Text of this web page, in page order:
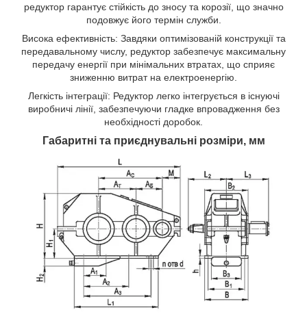
редуктор гарантує стійкість до зносу та корозії, що значно
подовжує його термін служби.
Висока ефективність: Завдяки оптимізованій конструкції та
передавальному числу, редуктор забезпечує максимальну
передачу енергії при мінімальних втратах, що сприяє
зниженню витрат на електроенергію.
Легкість інтеграції: Редуктор легко інтегрується в існуючі
виробничі лінії, забезпечуючи гладке впровадження без
необхідності доробок.
Габаритні та приєднувальні розміри, мм